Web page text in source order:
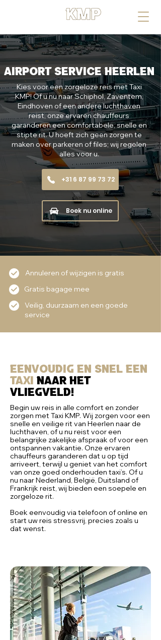
Airport service Heerlen
Kies voor een zorgeloze reis met Taxi
KMP! Of u nu naar Schiphol, Zaventem,
Eindhoven of een andere luchthaven
reist, onze ervaren chauffeurs
garanderen een comfortabele, snelle en
stipte rit. U hoeft zich geen zorgen te
maken over parkeren of files; wij regelen
alles voor u.
+31 6 87 99 73 72
Boek nu online
Annuleren of wijzigen is gratis
Gratis bagage mee
Veilig, duurzaam en een goede
service
Eenvoudig en snel een
taxi naar het
vliegveld!
Begin uw reis in alle comfort en zonder
zorgen met Taxi KMP. Wij zorgen voor een
snelle en veilige rit van Heerlen naar de
luchthaven, of u nu reist voor een
belangrijke zakelijke afspraak of voor een
ontspannen vakantie. Onze ervaren
chauffeurs garanderen dat u op tijd
arriveert, terwijl u geniet van het comfort
van onze goed onderhouden taxi’s. Of u
nu naar Nederland, België, Duitsland of
Frankrijk reist, wij bieden een soepele en
zorgeloze rit.
Boek eenvoudig via telefoon of online en
start uw reis stressvrij, precies zoals u
dat wenst.